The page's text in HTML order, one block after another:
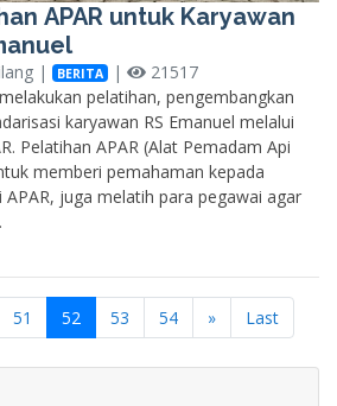
APAR untuk Karyawan
| BERITA |
21517
pelatihan, pengembangkan
karyawan RS Emanuel melalui
Pelatihan APAR (Alat Pemadam Api
memberi pemahaman kepada
juga melatih para pegawai agar
...
51 52 (current)
53 54 » Last